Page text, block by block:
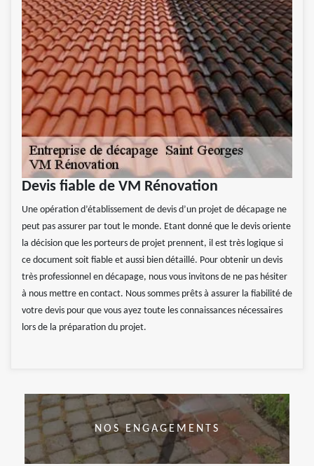
Devis fiable de VM Rénovation
Une opération d’établissement de devis d’un projet de décapage ne
peut pas assurer par tout le monde. Etant donné que le devis oriente
la décision que les porteurs de projet prennent, il est très logique si
ce document soit fiable et aussi bien détaillé. Pour obtenir un devis
très professionnel en décapage, nous vous invitons de ne pas hésiter
à nous mettre en contact. Nous sommes prêts à assurer la fiabilité de
votre devis pour que vous ayez toute les connaissances nécessaires
lors de la préparation du projet.
NOS ENGAGEMENTS